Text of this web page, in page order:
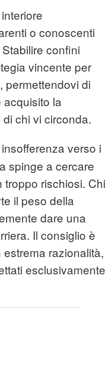
o conoscenti
confini
vincente per
permettendovi di
la
chi vi circonda.
verso i
spinge a cercare
troppo rischiosi. Chi
il peso della
dare una
Il consiglio è
razionalità,
esclusivamente